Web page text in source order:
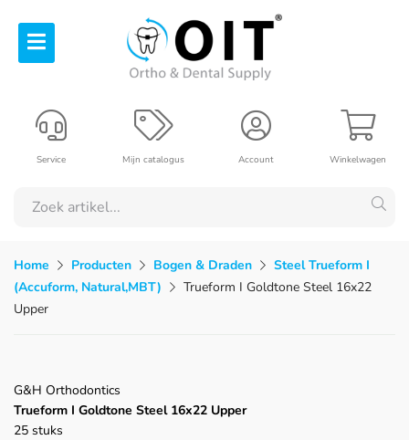
Winkelwagen
Account
Mijn catalogus
Service
Home Producten Bogen & Draden
Steel Trueform I
(Accuform, Natural,MBT)
Trueform I Goldtone Steel 16x22
Upper
G&H Orthodontics
Trueform I Goldtone Steel 16x22 Upper
25 stuks